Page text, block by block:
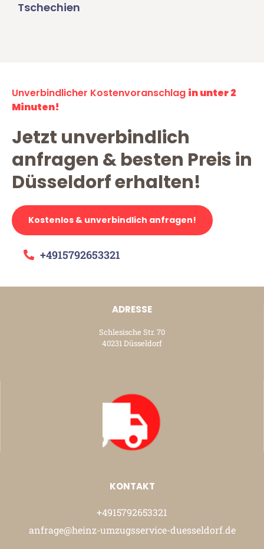
Tschechien
Unverbindlicher Kostenvoranschlag in unter 2
Minuten!
Jetzt unverbindlich
anfragen & besten Preis in
Düsseldorf erhalten!
Kostenlos & unverbindlich anfragen!
+4915792653321
ADRESSE
Schlesische Str. 70
40231 Düsseldorf
KONTAKT
+4915792653321
anfrage@heinz-umzugsservice-duesseldorf.de